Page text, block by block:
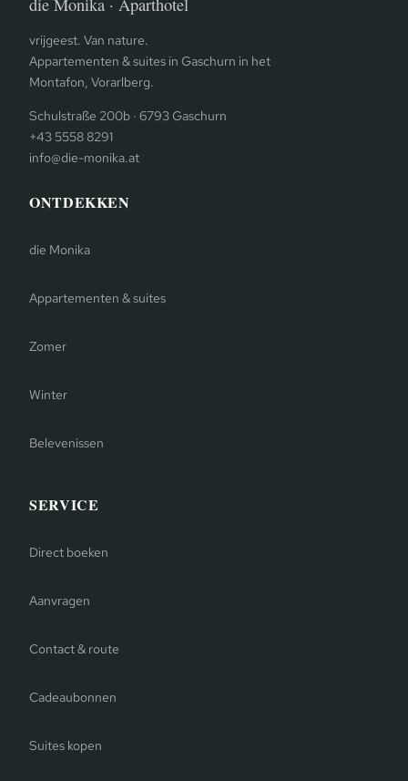
die Monika · Aparthotel
vrijgeest. Van nature.
Appartementen & suites in Gaschurn in het
Montafon, Vorarlberg.
Schulstraße 200b · 6793 Gaschurn
+43 5558 8291
info@die-monika.at
ONTDEKKEN
die Monika
Appartementen & suites
Zomer
Winter
Belevenissen
SERVICE
Direct boeken
Aanvragen
Contact & route
Cadeaubonnen
Suites kopen